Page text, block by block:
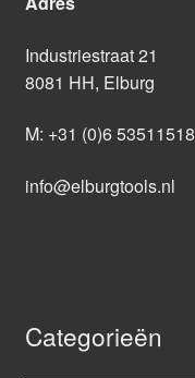
Industriestraat 21
8081 HH, Elburg
M: +31 (0)6 53511518
info@elburgtools.nl
Categorieën